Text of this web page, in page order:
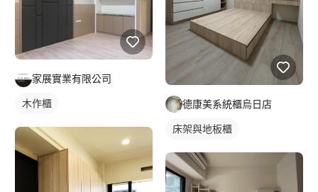
家展實業有限公司
木作櫃 德康美系統櫃烏日店
床架與地板櫃